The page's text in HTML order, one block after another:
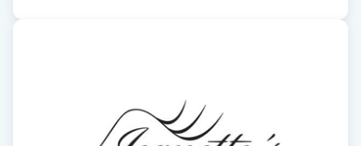
Friskvård